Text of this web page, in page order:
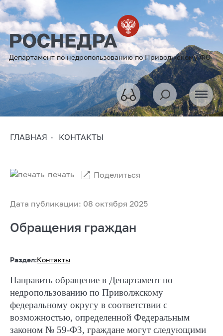
Департамент по недропользованию по Приволжскому ФО
ГЛАВНАЯ КОНТАКТЫ
Дата публикации: 08 октября 2025
печать Поделиться
Обращения граждан
Раздел:Контакты
Направить обращение в Департамент по
недропользованию по Приволжскому
федеральному округу в соответствии с
возможностью, определенной Федеральным
законом № 59-ФЗ, граждане могут следующими